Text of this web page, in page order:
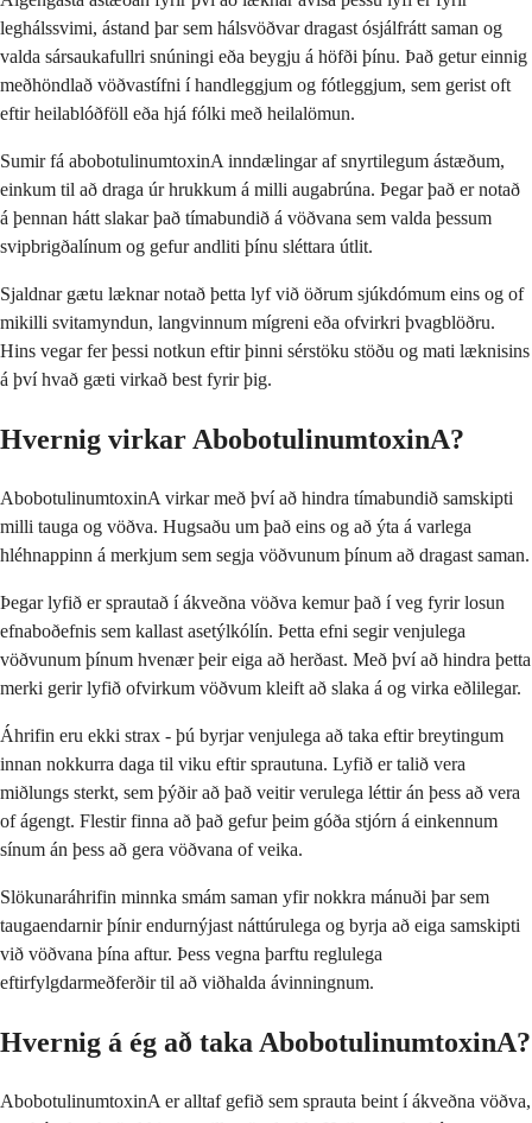
leghálssvimi, ástand þar sem hálsvöðvar dragast ósjálfrátt saman og
valda sársaukafullri snúningi eða beygju á höfði þínu. Það getur einnig
meðhöndlað vöðvastífni í handleggjum og fótleggjum, sem gerist oft
eftir heilablóðföll eða hjá fólki með heilalömun.
Sumir fá abobotulinumtoxinA inndælingar af snyrtilegum ástæðum,
einkum til að draga úr hrukkum á milli augabrúna. Þegar það er notað
á þennan hátt slakar það tímabundið á vöðvana sem valda þessum
svipbrigðalínum og gefur andliti þínu sléttara útlit.
Sjaldnar gætu læknar notað þetta lyf við öðrum sjúkdómum eins og of
mikilli svitamyndun, langvinnum mígreni eða ofvirkri þvagblöðru.
Hins vegar fer þessi notkun eftir þinni sérstöku stöðu og mati læknisins
á því hvað gæti virkað best fyrir þig.
Hvernig virkar AbobotulinumtoxinA?
AbobotulinumtoxinA virkar með því að hindra tímabundið samskipti
milli tauga og vöðva. Hugsaðu um það eins og að ýta á varlega
hléhnappinn á merkjum sem segja vöðvunum þínum að dragast saman.
Þegar lyfið er sprautað í ákveðna vöðva kemur það í veg fyrir losun
efnaboðefnis sem kallast asetýlkólín. Þetta efni segir venjulega
vöðvunum þínum hvenær þeir eiga að herðast. Með því að hindra þetta
merki gerir lyfið ofvirkum vöðvum kleift að slaka á og virka eðlilegar.
Áhrifin eru ekki strax - þú byrjar venjulega að taka eftir breytingum
innan nokkurra daga til viku eftir sprautuna. Lyfið er talið vera
miðlungs sterkt, sem þýðir að það veitir verulega léttir án þess að vera
of ágengt. Flestir finna að það gefur þeim góða stjórn á einkennum
sínum án þess að gera vöðvana of veika.
Slökunaráhrifin minnka smám saman yfir nokkra mánuði þar sem
taugaendarnir þínir endurnýjast náttúrulega og byrja að eiga samskipti
við vöðvana þína aftur. Þess vegna þarftu reglulega
eftirfylgdarmeðferðir til að viðhalda ávinningnum.
Hvernig á ég að taka AbobotulinumtoxinA?
AbobotulinumtoxinA er alltaf gefið sem sprauta beint í ákveðna vöðva,